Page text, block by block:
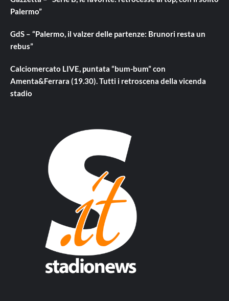
Palermo”
GdS – “Palermo, il valzer delle partenze: Brunori resta un
rebus”
Calciomercato LIVE, puntata “bum-bum” con
Amenta&Ferrara (19.30). Tutti i retroscena della vicenda
stadio